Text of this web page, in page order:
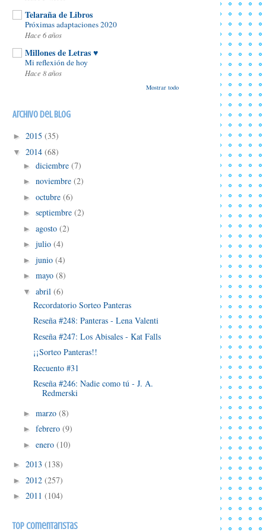
*?? /05Como Desees
Botella
Telaraña de Libros
Próximas adaptaciones 2020
Hace 6 años
Millones de Letras ♥
Mi reflexión de hoy
Hace 8 años
Mostrar todo
Archivo del blog
► 2015 (35)
▼ 2014 (68)
► diciembre (7)
► noviembre (2)
► octubre (6)
► septiembre (2)
► agosto (2)
► julio (4)
► junio (4)
► mayo (8)
▼ abril (6)
Recordatorio Sorteo Panteras
Reseña #248: Panteras - Lena Valenti
Reseña #247: Los Abisales - Kat Falls
¡¡Sorteo Panteras!!
Recuento #31
Reseña #246: Nadie como tú - J. A.
Redmerski
► marzo (8)
► febrero (9)
► enero (10)
► 2013 (138)
► 2012 (257)
► 2011 (104)
Top comentaristas